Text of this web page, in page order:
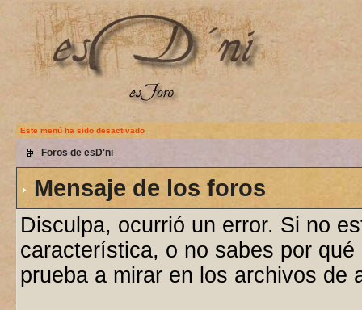
Este menú ha sido desactivado
Foros de esD'ni
Mensaje de los foros
Disculpa, ocurrió un error. Si no
característica, o no sabes por
prueba a mirar en los archivos de